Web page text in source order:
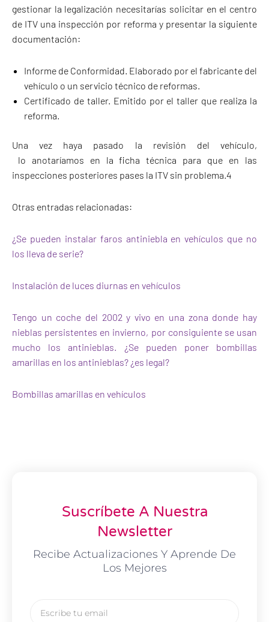
gestionar la legalización necesitarías solicitar en el centro
de ITV una inspección por reforma y presentar la siguiente
documentación:
Informe de Conformidad. Elaborado por el fabricante del
vehículo o un servicio técnico de reformas.
Certificado de taller. Emitido por el taller que realiza la
reforma.
Una vez haya pasado la revisión del vehículo,
lo anotaríamos en la ficha técnica para que en las
inspecciones posteriores pases la ITV sin problema.4
Otras entradas relacionadas:
¿Se pueden instalar faros antiniebla en vehículos que no
los lleva de serie?
Instalación de luces diurnas en vehículos
Tengo un coche del 2002 y vivo en una zona donde hay
nieblas persistentes en invierno, por consiguiente se usan
mucho los antinieblas. ¿Se pueden poner bombillas
amarillas en los antinieblas? ¿es legal?
Bombillas amarillas en vehículos
Suscríbete A Nuestra
Newsletter
Recibe Actualizaciones Y Aprende De
Los Mejores